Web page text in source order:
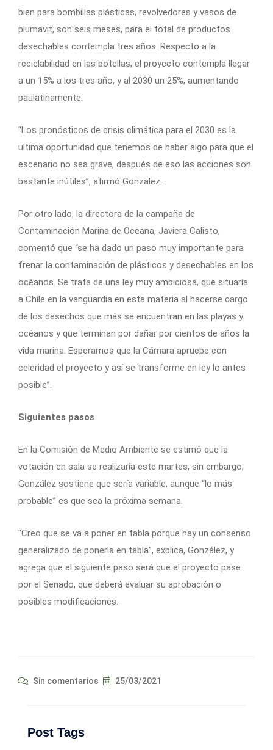
bien para bombillas plásticas, revolvedores y vasos de
plumavit, son seis meses, para el total de productos
desechables contempla tres años. Respecto a la
reciclabilidad en las botellas, el proyecto contempla llegar
a un 15% a los tres año, y al 2030 un 25%, aumentando
paulatinamente.
“Los pronósticos de crisis climática para el 2030 es la
ultima oportunidad que tenemos de haber algo para que el
escenario no sea grave, después de eso las acciones son
bastante inútiles”, afirmó Gonzalez.
Por otro lado, la directora de la campaña de
Contaminación Marina de Oceana, Javiera Calisto,
comentó que “se ha dado un paso muy importante para
frenar la contaminación de plásticos y desechables en los
océanos. Se trata de una ley muy ambiciosa, que situaría
a Chile en la vanguardia en esta materia al hacerse cargo
de los desechos que más se encuentran en las playas y
océanos y que terminan por dañar por cientos de años la
vida marina. Esperamos que la Cámara apruebe con
celeridad el proyecto y así se transforme en ley lo antes
posible”.
Siguientes pasos
En la Comisión de Medio Ambiente se estimó que la
votación en sala se realizaría este martes, sin embargo,
González sostiene que sería variable, aunque “lo más
probable” es que sea la próxima semana.
“Creo que se va a poner en tabla porque hay un consenso
generalizado de ponerla en tabla”, explica, González, y
agrega que el siguiente paso será que el proyecto pase
por el Senado, que deberá evaluar su aprobación o
posibles modificaciones.
Sin comentarios 25/03/2021
Post Tags